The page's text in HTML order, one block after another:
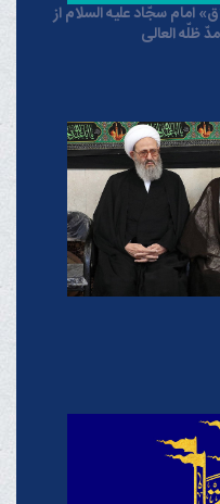
امام سجّاد علیه السلام از
ظلّه العالی